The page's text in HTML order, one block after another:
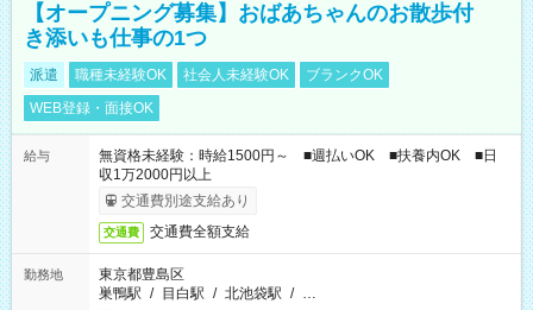
【オープニング募集】おばあちゃんのお散歩付
き添いも仕事の1つ
派遣 職種未経験OK 社会人未経験OK
ブランクOK
WEB登録・面接OK
給与
無資格未経験：時給1500円～ ■週払いOK ■扶養内OK ■日
収1万2000円以上
交通費別途支給あり
交通費 交通費全額支給
勤務地
東京都豊島区
巣鴨駅 / 目白駅 / 北池袋駅 / …